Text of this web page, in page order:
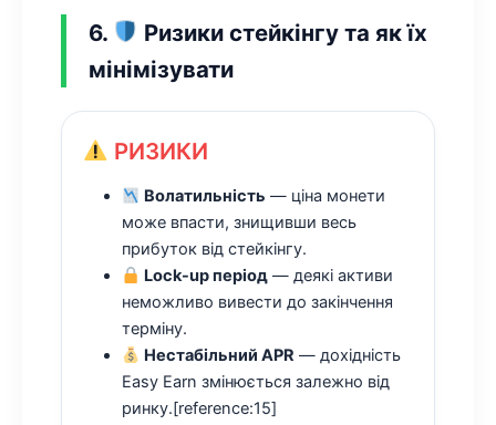
6.
Ризики стейкінгу та як їх
мінімізувати
РИЗИКИ
Волатильність — ціна монети
може впасти, знищивши весь
прибуток від стейкінгу.
Lock-up період — деякі активи
неможливо вивести до закінчення
терміну.
Нестабільний APR — дохідність
Easy Earn змінюється залежно від
ринку.[reference:15]